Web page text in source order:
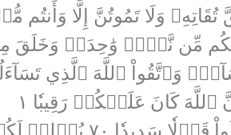
وَلَا تَمُوتُنَّ إِلَّا وَأَنتُم
خَلَقَكُم مِّن نَّفۡسٖ وَٰحِدَةٖ وَخَلَقَ
وَٱتَّقُواْ ٱللَّهَ ٱلَّذِي
كَانَ عَلَيۡكُمۡ رَقِيبٗا ١